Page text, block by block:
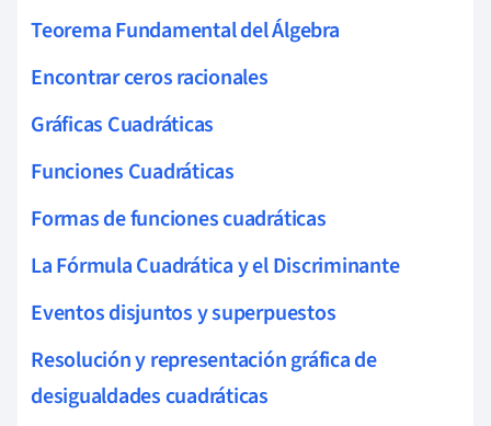
Teorema Fundamental del Álgebra
Encontrar ceros racionales
Gráficas Cuadráticas
Funciones Cuadráticas
Formas de funciones cuadráticas
La Fórmula Cuadrática y el Discriminante
Eventos disjuntos y superpuestos
Resolución y representación gráfica de
desigualdades cuadráticas